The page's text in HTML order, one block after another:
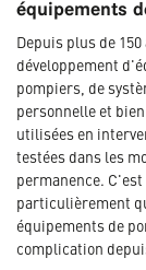
équipements
Depuis plus de
développement
pompiers, de
personnelle et
utilisées en
testées dans les
permanence.
particulièrement
équipements de
complication